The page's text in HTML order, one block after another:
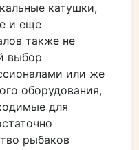
катушки,
и еще
также не
выбор
или же
оборудования,
для
рыбаков